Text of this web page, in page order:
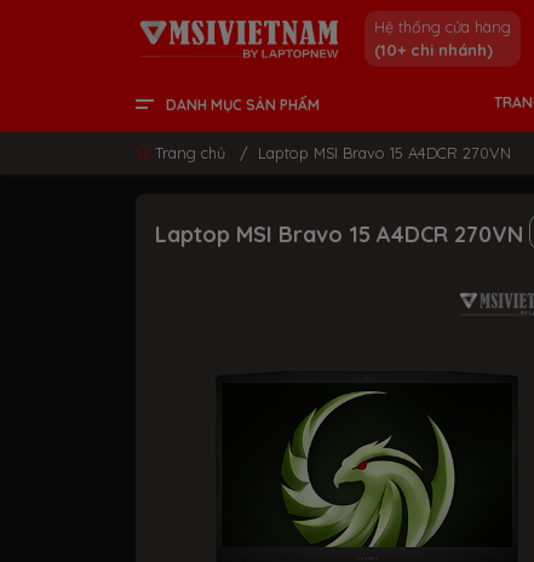
Hệ thống cửa hàng
(10+ chi nhánh)
DANH MỤC SẢN PHẨM
Trang chủ / Laptop MSI Bravo 15 A4DCR 270VN
Laptop MSI Bravo 15 A4DCR 270VN